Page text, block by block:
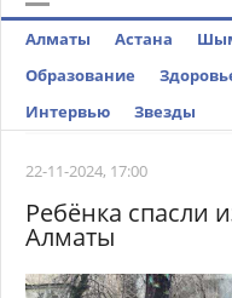
Алматы Астана
Образование
Интервью
Звезды
22-11-2024, 17:00
Ребёнка спасли
Алматы